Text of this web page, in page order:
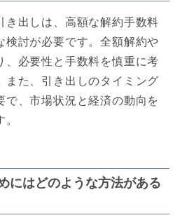
き出しは、高額な解約手数料
検討が必要です。全額解約や
、必要性と手数料を慎重に考
また、引き出しのタイミング
で、市場状況と経済の動向を
にはどのような方法がある